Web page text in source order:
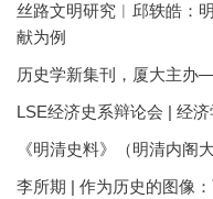
丝路文明研究︱邱轶皓：
献为例
历史学新集刊，厦大主办
LSE经济史系辩论会 | 经
《明清史料》（明清内阁
李所期 | 作为历史的图像